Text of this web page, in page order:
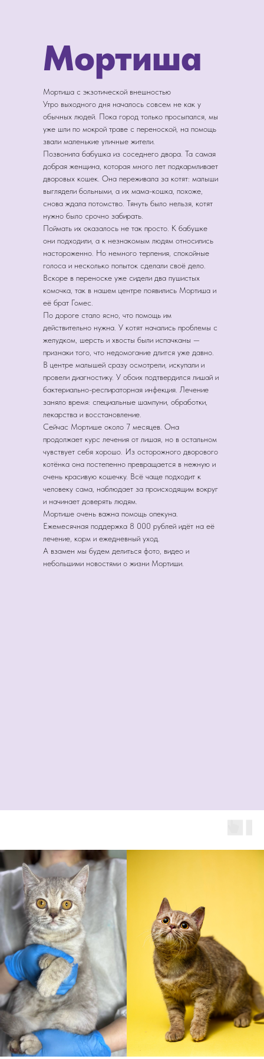
Мортиша с экзотической внешностью
Утро выходного дня началось совсем не как у
обычных людей. Пока город только просыпался, мы
уже шли по мокрой траве с переноской, на помощь
звали маленькие уличные жители.
Позвонила бабушка из соседнего двора. Та самая
добрая женщина, которая много лет подкармливает
дворовых кошек. Она переживала за котят: малыши
выглядели больными, а их мама-кошка, похоже,
снова ждала потомство. Тянуть было нельзя, котят
нужно было срочно забирать.
Поймать их оказалось не так просто. К бабушке
они подходили, а к незнакомым людям относились
настороженно. Но немного терпения, спокойные
голоса и несколько попыток сделали своё дело.
Вскоре в переноске уже сидели два пушистых
комочка, так в нашем центре появились Мортиша и
её брат Гомес.
По дороге стало ясно, что помощь им
действительно нужна. У котят начались проблемы с
желудком, шерсть и хвосты были испачканы —
признаки того, что недомогание длится уже давно.
В центре малышей сразу осмотрели, искупали и
провели диагностику. У обоих подтвердился лишай и
бактериально-респираторная инфекция. Лечение
заняло время: специальные шампуни, обработки,
лекарства и восстановление.
Сейчас Мортише около 7 месяцев. Она
продолжает курс лечения от лишая, но в остальном
чувствует себя хорошо. Из осторожного дворового
котёнка она постепенно превращается в нежную и
очень красивую кошечку. Всё чаще подходит к
человеку сама, наблюдает за происходящим вокруг
и начинает доверять людям.
Мортише очень важна помощь опекуна.
Ежемесячная поддержка 8 000 рублей идёт на её
лечение, корм и ежедневный уход.
А взамен мы будем делиться фото, видео и
небольшими новостями о жизни Мортиши.
Мортиша